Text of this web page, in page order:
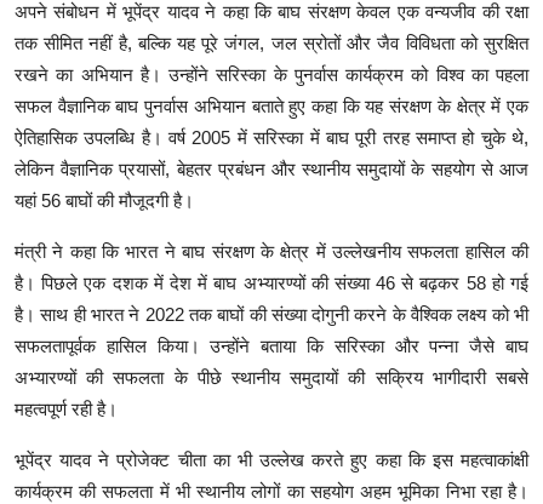
अपने संबोधन में भूपेंद्र यादव ने कहा कि बाघ संरक्षण केवल एक वन्यजीव की रक्षा
तक सीमित नहीं है, बल्कि यह पूरे जंगल, जल स्रोतों और जैव विविधता को सुरक्षित
रखने का अभियान है। उन्होंने सरिस्का के पुनर्वास कार्यक्रम को विश्व का पहला
सफल वैज्ञानिक बाघ पुनर्वास अभियान बताते हुए कहा कि यह संरक्षण के क्षेत्र में एक
ऐतिहासिक उपलब्धि है। वर्ष 2005 में सरिस्का में बाघ पूरी तरह समाप्त हो चुके थे,
लेकिन वैज्ञानिक प्रयासों, बेहतर प्रबंधन और स्थानीय समुदायों के सहयोग से आज
यहां 56 बाघों की मौजूदगी है।
मंत्री ने कहा कि भारत ने बाघ संरक्षण के क्षेत्र में उल्लेखनीय सफलता हासिल की
है। पिछले एक दशक में देश में बाघ अभ्यारण्यों की संख्या 46 से बढ़कर 58 हो गई
है। साथ ही भारत ने 2022 तक बाघों की संख्या दोगुनी करने के वैश्विक लक्ष्य को भी
सफलतापूर्वक हासिल किया। उन्होंने बताया कि सरिस्का और पन्ना जैसे बाघ
अभ्यारण्यों की सफलता के पीछे स्थानीय समुदायों की सक्रिय भागीदारी सबसे
महत्वपूर्ण रही है।
भूपेंद्र यादव ने प्रोजेक्ट चीता का भी उल्लेख करते हुए कहा कि इस महत्वाकांक्षी
कार्यक्रम की सफलता में भी स्थानीय लोगों का सहयोग अहम भूमिका निभा रहा है।